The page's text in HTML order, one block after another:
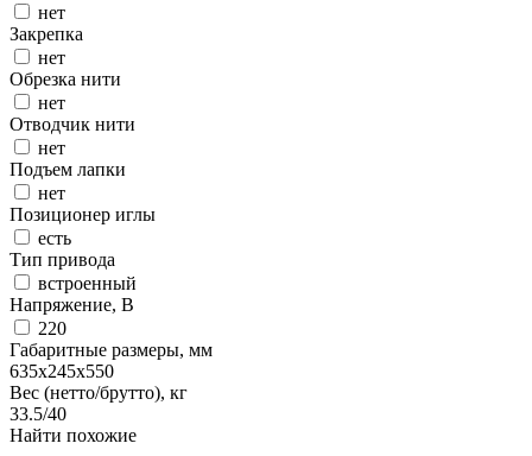
нет
Закрепка
нет
Обрезка нити
нет
Отводчик нити
нет
Подъем лапки
нет
Позиционер иглы
есть
Тип привода
встроенный
Напряжение, В
220
Габаритные размеры, мм
635х245х550
Вес (нетто/брутто), кг
33.5/40
Найти похожие